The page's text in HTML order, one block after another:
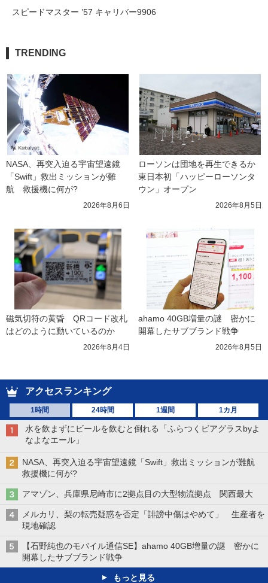
スピードマスター ’57 キャリバー9906
TRENDING
NASA、再突入迫る宇宙望遠鏡
「Swift」救出ミッションが難
航　救援機に何が?
2026年8月6日
ローソンは団地を再生できるか
東日本初「ハッピーローソンタ
ウン」オープン
2026年8月5日
磁気切符の黄昏　QRコード改札
はどのように動いているのか
2026年8月4日
ahamo 40GB増量の謎　密かに
開幕したサブブランド戦争
2026年8月5日
アクセスランキング
1時間 24時間 1週間 1カ月
水を飲まずにビールを飲むと倒れる「ふらつくビアグラスbyよ
なよなエール」
NASA、再突入迫る宇宙望遠鏡「Swift」救出ミッションが難航
救援機に何が?
アマゾン、兵庫県尼崎市に2拠点目の大型物流拠点 関西最大
メルカリ、梨の転売疑惑を否定「誹謗中傷はやめて」 生産者を
現地確認
【石野純也のモバイル通信SE】ahamo 40GB増量の謎 密かに
開幕したサブブランド戦争
もっと見る